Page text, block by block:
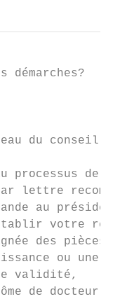
du conseil de
processus de
au
votre
des pièces
ou une
validité,
de docteur